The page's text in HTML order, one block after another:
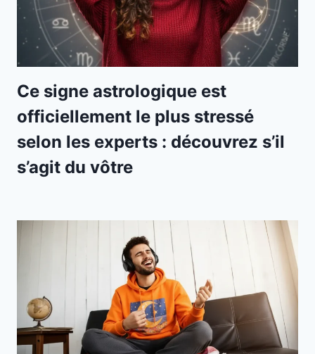
Ce signe astrologique est
officiellement le plus stressé
selon les experts : découvrez s’il
s’agit du vôtre